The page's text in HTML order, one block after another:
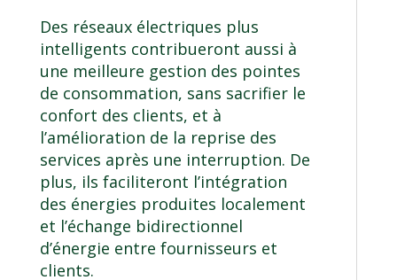
Des réseaux électriques plus
intelligents contribueront aussi à
une meilleure gestion des pointes
de consommation, sans sacrifier le
confort des clients, et à
l’amélioration de la reprise des
services après une interruption. De
plus, ils faciliteront l’intégration
des énergies produites localement
et l’échange bidirectionnel
d’énergie entre fournisseurs et
clients.